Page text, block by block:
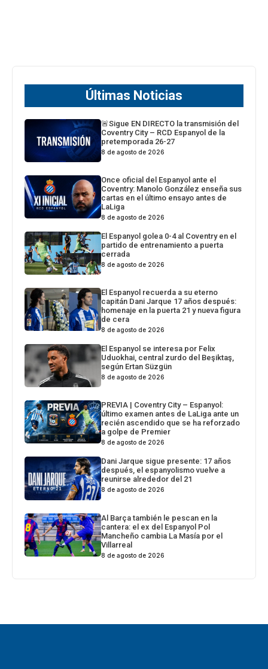
Últimas Noticias
🚨Sigue EN DIRECTO la transmisión del
Coventry City – RCD Espanyol de la
pretemporada 26-27
8 de agosto de 2026
Once oficial del Espanyol ante el
Coventry: Manolo González enseña sus
cartas en el último ensayo antes de
LaLiga
8 de agosto de 2026
El Espanyol golea 0-4 al Coventry en el
partido de entrenamiento a puerta
cerrada
8 de agosto de 2026
El Espanyol recuerda a su eterno
capitán Dani Jarque 17 años después:
homenaje en la puerta 21 y nueva figura
de cera
8 de agosto de 2026
El Espanyol se interesa por Felix
Uduokhai, central zurdo del Beşiktaş,
según Ertan Süzgün
8 de agosto de 2026
PREVIA | Coventry City – Espanyol:
último examen antes de LaLiga ante un
recién ascendido que se ha reforzado
a golpe de Premier
8 de agosto de 2026
Dani Jarque sigue presente: 17 años
después, el espanyolismo vuelve a
reunirse alrededor del 21
8 de agosto de 2026
Al Barça también le pescan en la
cantera: el ex del Espanyol Pol
Mancheño cambia La Masía por el
Villarreal
8 de agosto de 2026